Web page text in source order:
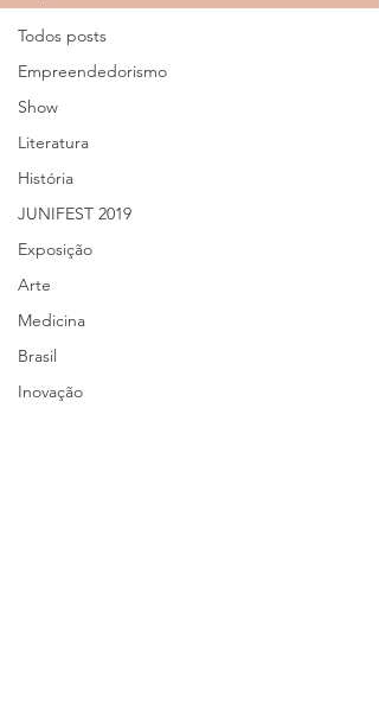
Todos posts
Empreendedorismo
Show
Literatura
História
JUNIFEST 2019
Exposição
Arte
Medicina
Brasil
Inovação